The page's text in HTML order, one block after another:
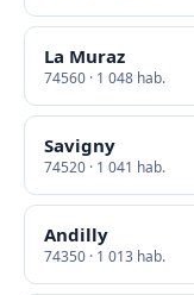
La Muraz
74560 · 1 048 hab.
Savigny
74520 · 1 041 hab.
Andilly
74350 · 1 013 hab.